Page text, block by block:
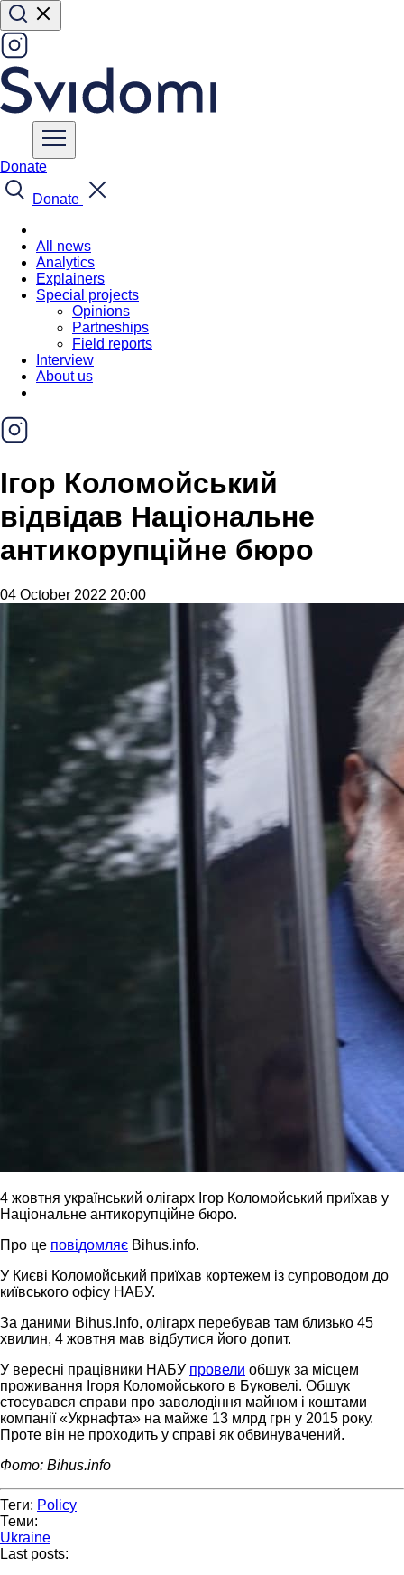
Donate
Donate
All news
Analytics
Explainers
Special projects
Opinions
Partneships
Field reports
Interview
About us
Ігор Коломойський
відвідав Національне
антикорупційне бюро
04 October 2022 20:00
4 жовтня український олігарх Ігор Коломойський приїхав у
Національне антикорупційне бюро.
Про це повідомляє Bihus.info.
У Києві Коломойський приїхав кортежем із супроводом до
київського офісу НАБУ.
За даними Bihus.Info, олігарх перебував там близько 45
хвилин, 4 жовтня мав відбутися його допит.
У вересні працівники НАБУ провели обшук за місцем
проживання Ігоря Коломойського в Буковелі. Обшук
стосувався справи про заволодіння майном і коштами
компанії «Укрнафта» на майже 13 млрд грн у 2015 року.
Проте він не проходить у справі як обвинувачений.
Фото: Bihus.info
Теги: Policy
Теми:
Ukraine
Last posts: